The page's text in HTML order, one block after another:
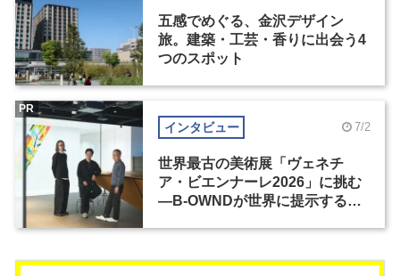
五感でめぐる、金沢デザイン
旅。建築・工芸・香りに出会う4
つのスポット
インタビュー 7/2
世界最古の美術展「ヴェネチ
ア・ビエンナーレ2026」に挑む
―B-OWNDが世界に提示する美
PR